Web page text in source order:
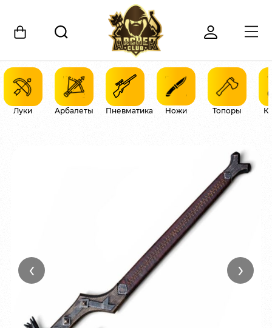
Луки Арбалеты Пневматика Ножи Топоры
‹ ›